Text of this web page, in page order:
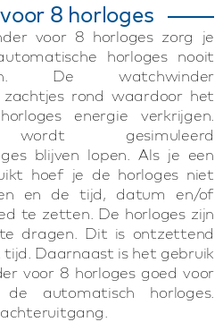
8 horloges
voor 8 horloges zorg je
horloges nooit
De watchwinder
rond waardoor het
energie verkrijgen.
wordt gesimuleerd
blijven lopen. Als je een
hoef je de horloges niet
en de tijd, datum en/of
te zetten. De horloges zijn
dragen. Dit is ontzettend
Daarnaast is het gebruik
voor 8 horloges goed voor
automatisch horloges.